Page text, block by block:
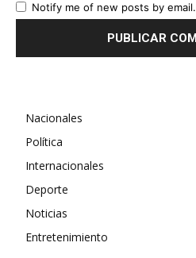
Notify me of new posts by email.
Nacionales
Política
Internacionales
Deporte
Noticias
Entretenimiento